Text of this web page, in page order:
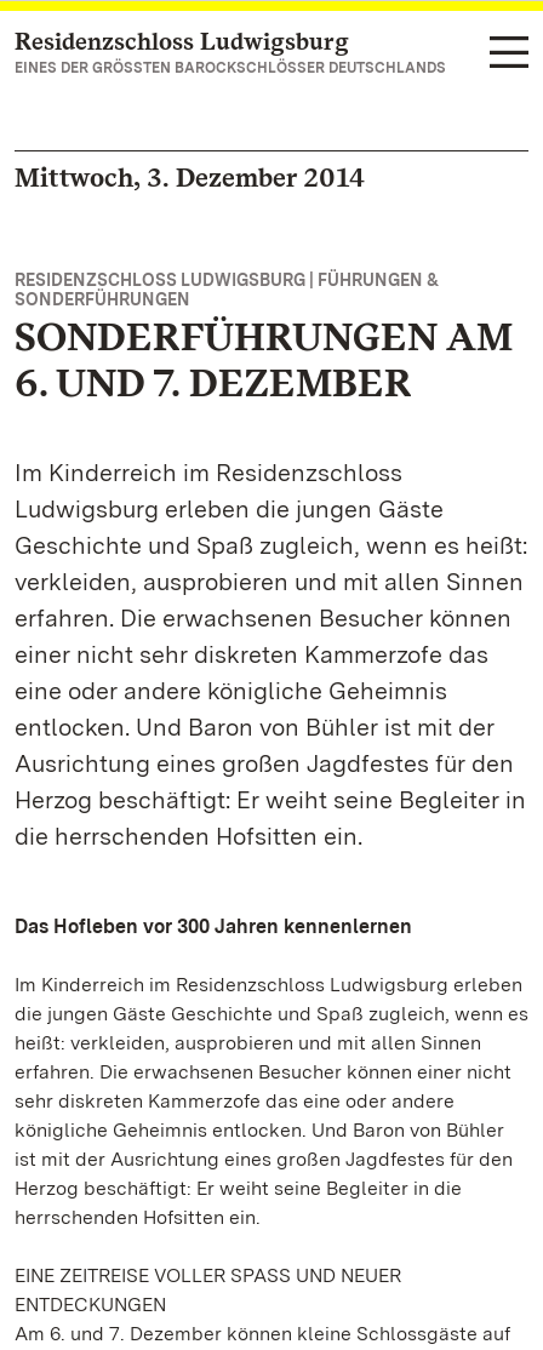
Zum Hauptinhalt springen
Residenzschloss Ludwigsburg
EINES DER GRÖSSTEN BAROCKSCHLÖSSER DEUTSCHLANDS
Mittwoch, 3. Dezember 2014
RESIDENZSCHLOSS LUDWIGSBURG | FÜHRUNGEN &
SONDERFÜHRUNGEN
SONDERFÜHRUNGEN AM
6. UND 7. DEZEMBER
Im Kinderreich im Residenzschloss
Ludwigsburg erleben die jungen Gäste
Geschichte und Spaß zugleich, wenn es heißt:
verkleiden, ausprobieren und mit allen Sinnen
erfahren. Die erwachsenen Besucher können
einer nicht sehr diskreten Kammerzofe das
eine oder andere königliche Geheimnis
entlocken. Und Baron von Bühler ist mit der
Ausrichtung eines großen Jagdfestes für den
Herzog beschäftigt: Er weiht seine Begleiter in
die herrschenden Hofsitten ein.
Das Hofleben vor 300 Jahren kennenlernen
Im Kinderreich im Residenzschloss Ludwigsburg erleben
die jungen Gäste Geschichte und Spaß zugleich, wenn es
heißt: verkleiden, ausprobieren und mit allen Sinnen
erfahren. Die erwachsenen Besucher können einer nicht
sehr diskreten Kammerzofe das eine oder andere
königliche Geheimnis entlocken. Und Baron von Bühler
ist mit der Ausrichtung eines großen Jagdfestes für den
Herzog beschäftigt: Er weiht seine Begleiter in die
herrschenden Hofsitten ein.
EINE ZEITREISE VOLLER SPASS UND NEUER
ENTDECKUNGEN
Am 6. und 7. Dezember können kleine Schlossgäste auf